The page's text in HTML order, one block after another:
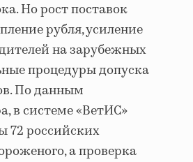
Но рост поставок
рубля, усиление
на зарубежных
процедуры допуска
По данным
в системе «ВетИС»
72 российских
а проверка